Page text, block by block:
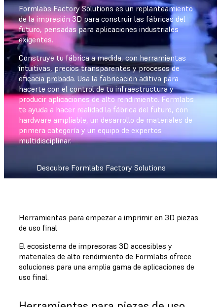
Formlabs Factory Solutions es un replanteamiento
de la impresión 3D para construir las fábricas del
futuro, pensadas para aplicaciones industriales
exigentes.
Construye tu fábrica a medida, con herramientas
intuitivas, precios transparentes y procesos de
eficacia probada. Usa la fabricación aditiva para
hacerte con el control de tu infraestructura y
producir aplicaciones de alto rendimiento. Formlabs
te ayuda a hacer realidad la fábrica del futuro, con
hardware ampliable, un desarrollo de materiales de
primera categoría y un equipo de expertos
multidisciplinar.
Descubre Formlabs Factory Solutions
Herramientas para empezar a imprimir en 3D piezas
de uso final
El ecosistema de impresoras 3D accesibles y
materiales de alto rendimiento de Formlabs ofrece
soluciones para una amplia gama de aplicaciones de
uso final.